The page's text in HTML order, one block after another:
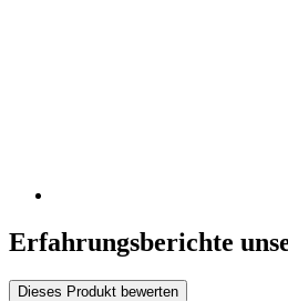
Erfahrungsberichte
Dieses Produkt bewerten